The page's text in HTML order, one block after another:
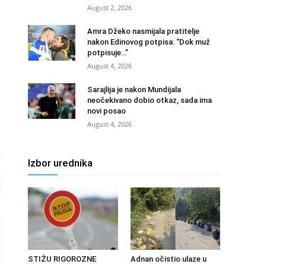
August 2, 2026
Amra Džeko nasmijala pratitelje
nakon Edinovog potpisa: “Dok muž
potpisuje…”
August 4, 2026
Sarajlija je nakon Mundijala
neočekivano dobio otkaz, sada ima
novi posao
August 4, 2026
Izbor urednika
STIŽU RIGOROZNE
Adnan očistio ulaze u